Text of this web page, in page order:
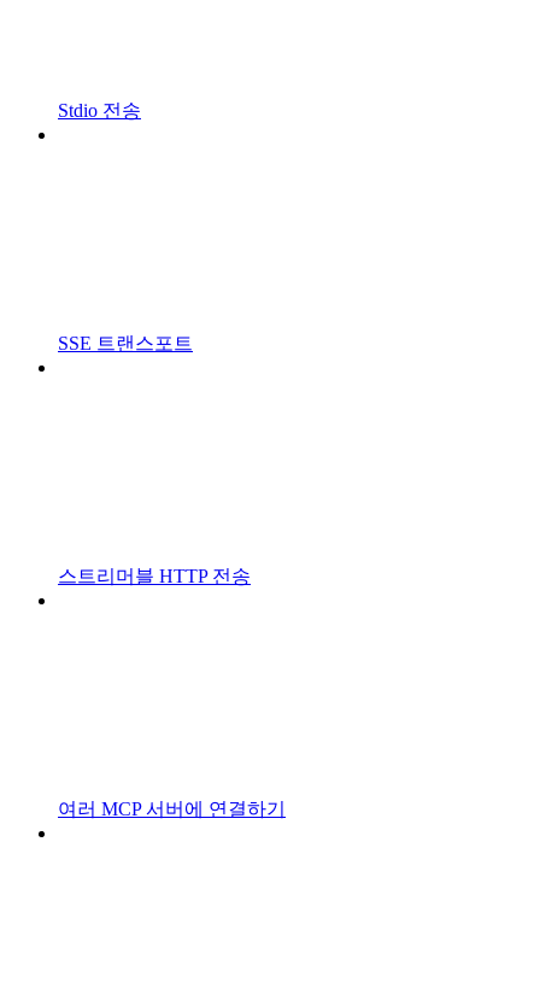
Stdio 전송
SSE 트랜스포트
스트리머블 HTTP 전송
여러 MCP 서버에 연결하기